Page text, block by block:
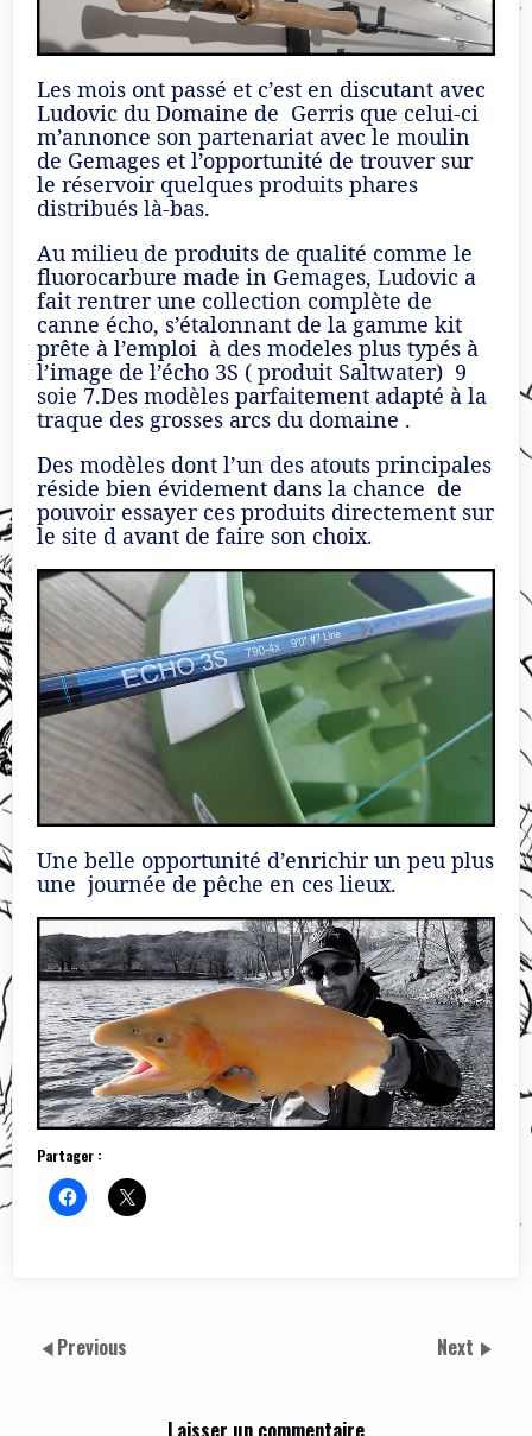
Les mois ont passé et c’est en discutant avec
Ludovic du Domaine de Gerris que celui-ci
m’annonce son partenariat avec le moulin
de Gemages et l’opportunité de trouver sur
le réservoir quelques produits phares
distribués là-bas.
Au milieu de produits de qualité comme le
fluorocarbure made in Gemages, Ludovic a
fait rentrer une collection complète de
canne écho, s’étalonnant de la gamme kit
prête à l’emploi à des modeles plus typés à
l’image de l’écho 3S ( produit Saltwater) 9
soie 7.Des modèles parfaitement adapté à la
traque des grosses arcs du domaine .
Des modèles dont l’un des atouts principales
réside bien évidement dans la chance de
pouvoir essayer ces produits directement sur
le site d avant de faire son choix.
Une belle opportunité d’enrichir un peu plus
une journée de pêche en ces lieux.
Partager :
Previous Next
Laisser un commentaire